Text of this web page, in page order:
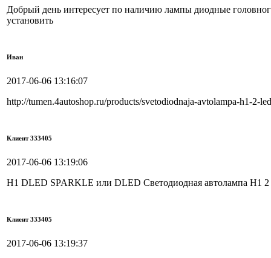
Добрый день интересует по наличию лампы диодные
установить
Иван
2017-06-06 13:16:07
http://tumen.4autoshop.ru/products/svetodiodnaja-avtolampa-h1-2-
Клиент 333405
2017-06-06 13:19:06
H1 DLED SPARKLE или DLED Светодиодная автолампа H1
Клиент 333405
2017-06-06 13:19:37